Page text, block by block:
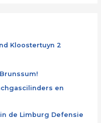
Kloostertuyn 2
en
de Limburg Defensie